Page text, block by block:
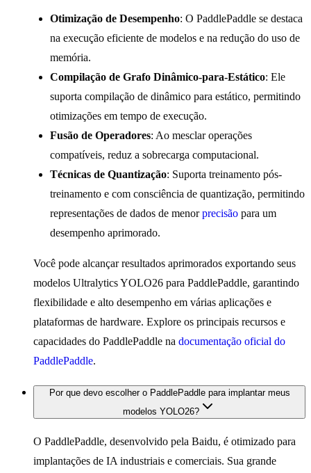
Otimização de Desempenho: O PaddlePaddle se destaca
na execução eficiente de modelos e na redução do uso de
memória.
Compilação de Grafo Dinâmico-para-Estático: Ele
suporta compilação de dinâmico para estático, permitindo
otimizações em tempo de execução.
Fusão de Operadores: Ao mesclar operações
compatíveis, reduz a sobrecarga computacional.
Técnicas de Quantização: Suporta treinamento pós-
treinamento e com consciência de quantização, permitindo
representações de dados de menorprecisão para um
desempenho aprimorado.
Você pode alcançar resultados aprimorados exportando seus
modelos Ultralytics YOLO26 para PaddlePaddle, garantindo
flexibilidade e alto desempenho em várias aplicações e
plataformas de hardware. Explore os principais recursos e
capacidades do PaddlePaddle na documentação oficial do
PaddlePaddle.
Por que devo escolher o PaddlePaddle para implantar meus
modelos YOLO26?
O PaddlePaddle, desenvolvido pela Baidu, é otimizado para
implantações de IA industriais e comerciais. Sua grande